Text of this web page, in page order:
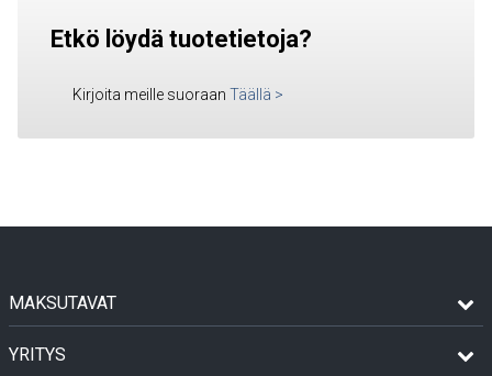
Etkö löydä tuotetietoja?
Kirjoita meille suoraan Täällä >
MAKSUTAVAT
YRITYS